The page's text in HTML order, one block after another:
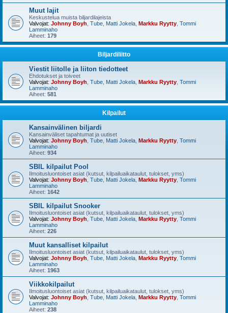
Muut lajit
Keskustelua muista biljardilajeista
Valvojat: Johnny Boyh Tube Matti Jokela Markku Ryytty Tommi
Lamminaho
Aiheet: 179
Biljardiliitto
Viestit liitolle ja liiton tiedotteet
Ehdotukset ja toiveet
Valvojat: Johnny Boyh Tube Matti Jokela Markku Ryytty Tommi
Lamminaho
Aiheet: 581
Kilpailut
Kansainvälinen biljardi
Kansainväliset tapahtumat ja uutiset
Valvojat: Johnny Boyh Tube Matti Jokela Markku Ryytty Tommi
Lamminaho
Aiheet: 934
SBIL kilpailut Pool
Ilmoitusluontoiset asiat (kutsut, kilpailuaikataulut, tulokset, yms)
Valvojat: Johnny Boyh Tube Matti Jokela Markku Ryytty Tommi
Lamminaho
Aiheet: 1642
SBIL kilpailut Snooker
Ilmoitusluontoiset asiat (kutsut, kilpailuaikataulut, tulokset, yms)
Valvojat: Johnny Boyh Tube Matti Jokela Markku Ryytty Tommi
Lamminaho
Aiheet: 226
Muut kansalliset kilpailut
Ilmoitusluontoiset asiat (kutsut, kilpailuaikataulut, tulokset, yms)
Valvojat: Johnny Boyh Tube Matti Jokela Markku Ryytty Tommi
Lamminaho
Aiheet: 1963
Viikkokilpailut
Ilmoitusluontoiset asiat (kutsut, kilpailuaikataulut, tulokset, yms)
Valvojat: Johnny Boyh Tube Matti Jokela Markku Ryytty Tommi
Lamminaho
Aiheet: 238